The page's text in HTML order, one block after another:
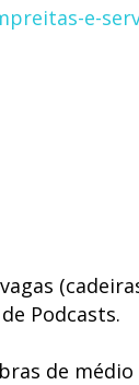
e-
Podcasts.
de